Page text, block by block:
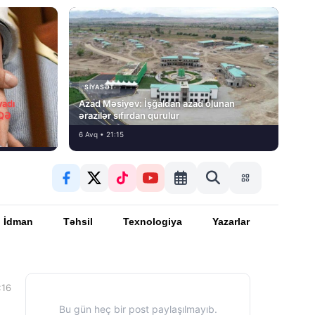
SIYASƏT
Azad Məsiyev: İşğaldan azad olunan
ərazilər sıfırdan qurulur
6 Avq • 21:15
İdman Təhsil Texnologiya Yazarlar
Bu gün heç bir post paylaşılmayıb.